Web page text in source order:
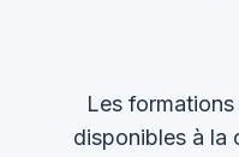
Les
disponibles à la